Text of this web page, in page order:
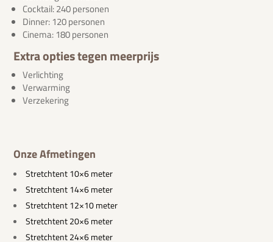
Cocktail: 240 personen
Dinner: 120 personen
Cinema: 180 personen
Extra opties tegen meerprijs
Verlichting
Verwarming
Verzekering
Onze Afmetingen
Stretchtent 10×6 meter
Stretchtent 14×6 meter
Stretchtent 12×10 meter
Stretchtent 20×6 meter
Stretchtent 24×6 meter